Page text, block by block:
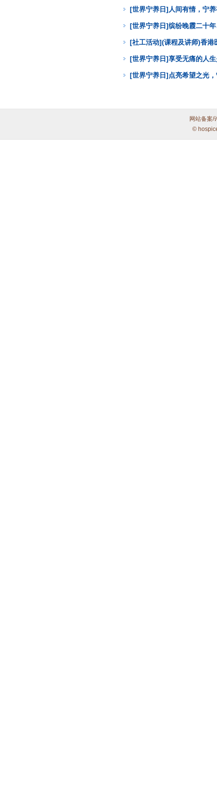
[世界宁养日]人间有情，宁
[世界宁养日]缤纷晚霞二十
[社工活动](课程及讲师)香
[世界宁养日]享受无痛的人
[世界宁养日]点亮希望之光
网站备案/
©